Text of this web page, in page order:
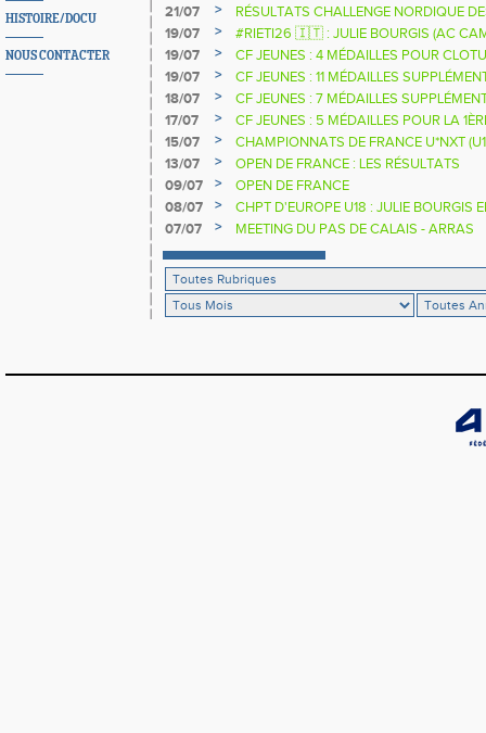
HISTOIRE/DOCU
NOUS CONTACTER
21/07
>
RÉSULTATS CHALLENGE NORDIQUE
2025 2026
19/07 >
#RIETI26 🇮🇹 : JULIE BOURGIS (AC
D'EUROPE U18 DE LA PERCHE
19/07 >
CF JEUNES : 4 MÉDAILLES POUR
19/07
>
CF JEUNES : 11 MÉDAILLES
18/07
>
CF JEUNES : 7 MÉDAILLES
17/07
>
CF JEUNES : 5 MÉDAILLES POUR LA
15/07
>
CHAMPIONNATS DE FRANCE U*NXT
13/07
>
OPEN DE FRANCE : LES RÉSULTATS
09/07
>
OPEN DE FRANCE
08/07
>
CHPT D'EUROPE U18 : JULIE BOURGIS
07/07
> MEETING DU PAS DE CALAIS - ARRAS